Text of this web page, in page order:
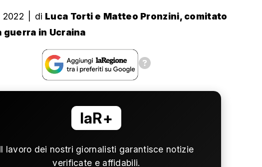
2022 di Luca Torti e Matteo Pronzini, comitato
guerra in Ucraina
laR+
Il lavoro dei nostri giornalisti garantisce notizie
verificate e affidabili.